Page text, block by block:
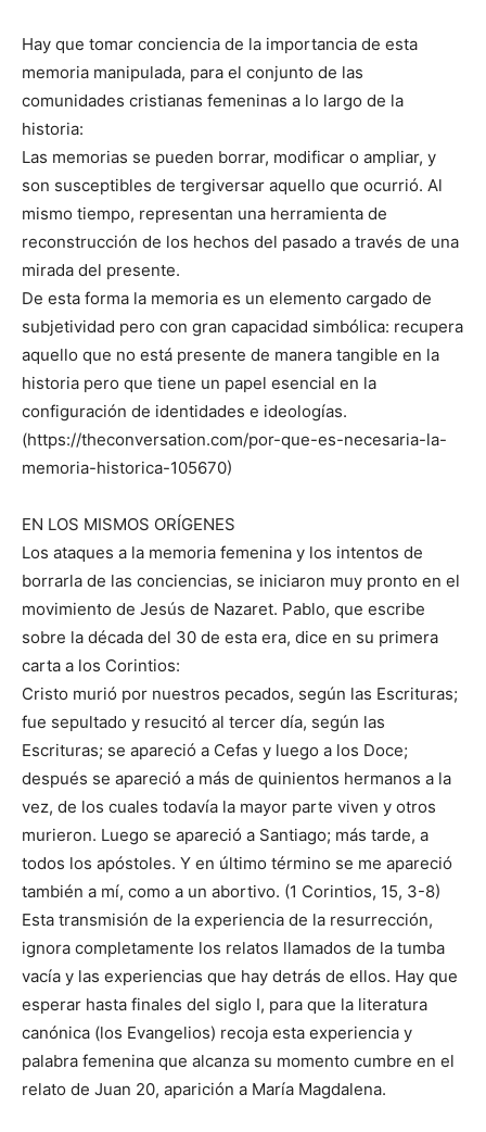
Hay que tomar conciencia de la importancia de esta
memoria manipulada, para el conjunto de las
comunidades cristianas femeninas a lo largo de la
historia:
Las memorias se pueden borrar, modificar o ampliar, y
son susceptibles de tergiversar aquello que ocurrió. Al
mismo tiempo, representan una herramienta de
reconstrucción de los hechos del pasado a través de una
mirada del presente.
De esta forma la memoria es un elemento cargado de
subjetividad pero con gran capacidad simbólica: recupera
aquello que no está presente de manera tangible en la
historia pero que tiene un papel esencial en la
configuración de identidades e ideologías.
(https://theconversation.com/por-que-es-necesaria-la-
memoria-historica-105670)
EN LOS MISMOS ORÍGENES
Los ataques a la memoria femenina y los intentos de
borrarla de las conciencias, se iniciaron muy pronto en el
movimiento de Jesús de Nazaret. Pablo, que escribe
sobre la década del 30 de esta era, dice en su primera
carta a los Corintios:
Cristo murió por nuestros pecados, según las Escrituras;
fue sepultado y resucitó al tercer día, según las
Escrituras; se apareció a Cefas y luego a los Doce;
después se apareció a más de quinientos hermanos a la
vez, de los cuales todavía la mayor parte viven y otros
murieron. Luego se apareció a Santiago; más tarde, a
todos los apóstoles. Y en último término se me apareció
también a mí, como a un abortivo. (1 Corintios, 15, 3-8)
Esta transmisión de la experiencia de la resurrección,
ignora completamente los relatos llamados de la tumba
vacía y las experiencias que hay detrás de ellos. Hay que
esperar hasta finales del siglo I, para que la literatura
canónica (los Evangelios) recoja esta experiencia y
palabra femenina que alcanza su momento cumbre en el
relato de Juan 20, aparición a María Magdalena.